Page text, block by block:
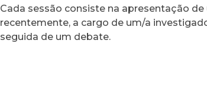
Cada sessão consiste na apresentação
recentemente, a cargo de um/a
seguida de um debate.